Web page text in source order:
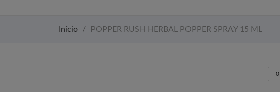
Início POPPER RUSH HERBAL POPPER SPRAY 15 ML
0